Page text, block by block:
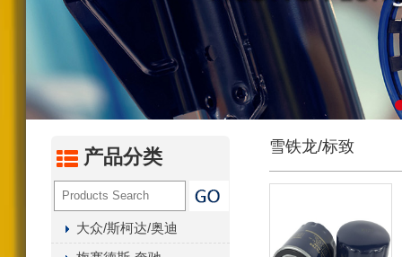
环保燃油滤芯系列
环保机油滤芯系列
燃油滤清器系列
汽油化油器（尼龙/聚丙
内置燃油过滤器
液压油滤芯
空气干燥罐
产品分类
大众/斯柯达/奥迪
雪铁龙/标致